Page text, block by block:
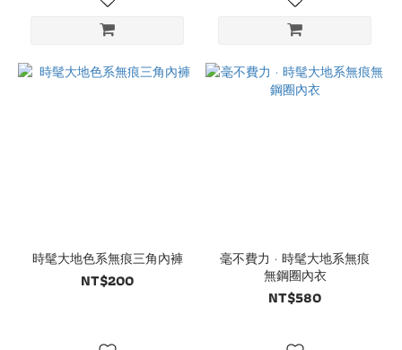
時髦大地色系無痕三角內褲
NT$200
毫不費力 · 時髦大地系無痕
無鋼圈內衣
NT$580